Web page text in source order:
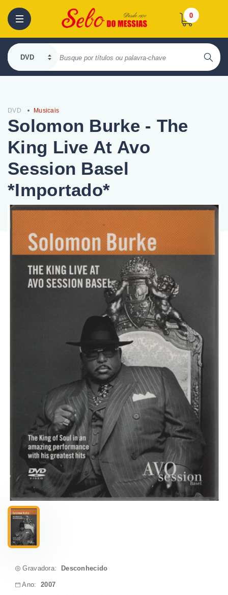
0
DVD Musicais
Solomon Burke - The
King Live At Avo
Session Basel
*Importado*
Gravadora: Desconhecido
Ano:2007